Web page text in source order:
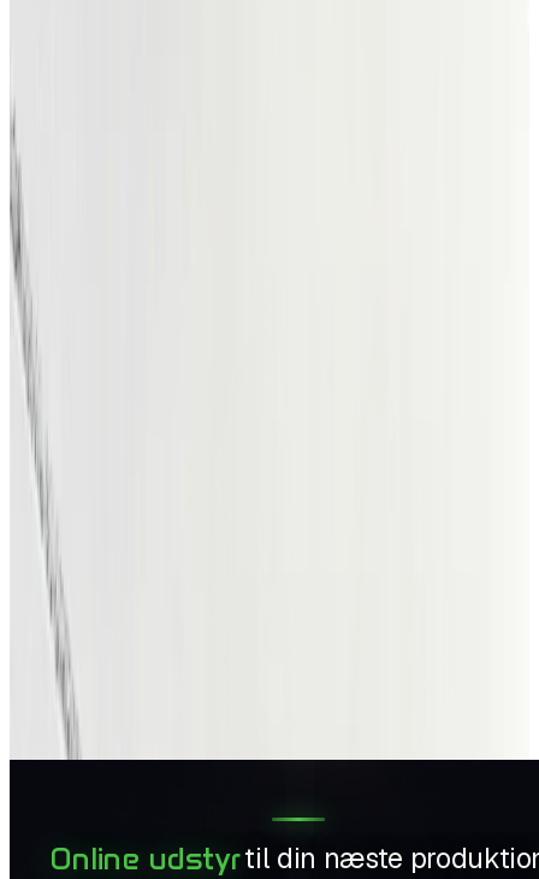
Find samarbejde med danske musikere og få overblik
over aktuelle opslag fra bands og musikere, der søger nye
medlemmer, features eller kreative samarbejdspartnere.
Uanset om du vil starte et band, finde en producer eller
indgå i et nyt projekt, kan du filtrere opslagene og se, hvad
der rører sig lige nu. Du kan også oprette dit eget opslag
og gøre opmærksom på, hvad du søger, så andre musikere
kan tage kontakt og skabe
branchen.
Se opslag
Find nyheder fra musikere i
Danmark
Find nyheder fra danske musikere og få et hurtigt overblik
over, hvad der rører sig i det danske musikmiljø lige nu.
Her vises de seneste opdateringer fra musikere og bands,
der deler nyt om koncerter, udgivelser, projekter og andre
aktiviteter. Du får indblik i, hvad de arbejder på netop nu,
og kan klikke dig videre til deres profiler for at læse mere.
En enkel måde at følge med i dansk musik, direkte fra
musikerne selv.
Vis nyheder
Online udstyrtil din næste